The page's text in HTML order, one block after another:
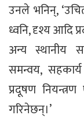
उनले भनिन्,
ध्वनि, दृश्य आदि
अन्य स्थानीय
समन्वय,
प्रदूषण
गरिनेछन्।’